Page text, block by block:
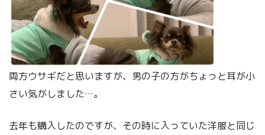
両方ウサギだと思いますが、男の子の方がちょっと耳が小
さい気がしました…。
去年も購入したのですが、その時に入っていた洋服と同じ